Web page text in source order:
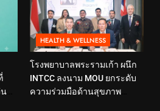
เดิน มาเพิ่มประสิทธิภาพ
น
HEALTH & WELLNESS
โรงพยาบาลพระรามเก้า ผนึก
INTCC ลงนาม MOU ยกระดับ
ความร่วมมือด้านสุขภาพ